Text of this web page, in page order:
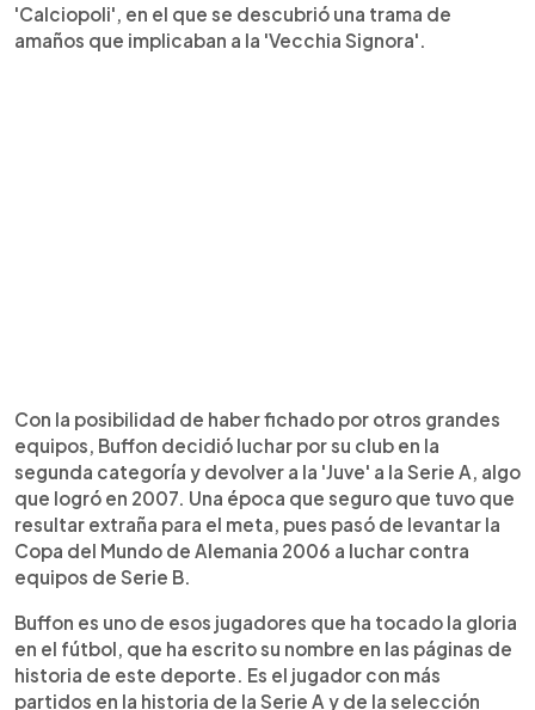
'Calciopoli', en el que se descubrió una trama de
amaños que implicaban a la 'Vecchia Signora'.
Con la posibilidad de haber fichado por otros grandes
equipos, Buffon decidió luchar por su club en la
segunda categoría y devolver a la 'Juve' a la Serie A, algo
que logró en 2007. Una época que seguro que tuvo que
resultar extraña para el meta, pues pasó de levantar la
Copa del Mundo de Alemania 2006 a luchar contra
equipos de Serie B.
Buffon es uno de esos jugadores que ha tocado la gloria
en el fútbol, que ha escrito su nombre en las páginas de
historia de este deporte. Es el jugador con más
partidos en la historia de la Serie A y de la selección